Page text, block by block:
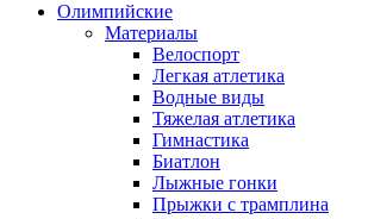
Олимпийские
Материалы
Велоспорт
Легкая атлетика
Водные виды
Тяжелая атлетика
Гимнастика
Биатлон
Лыжные гонки
Прыжки с трамплина